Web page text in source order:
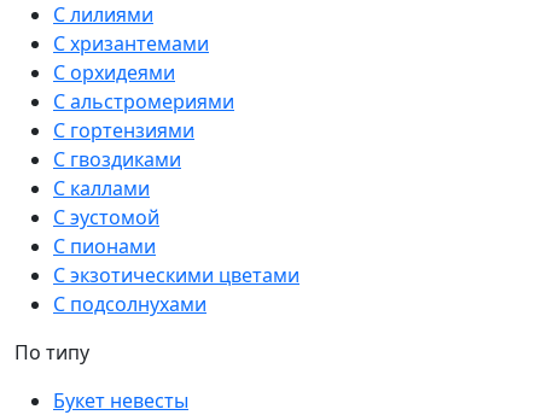
С лилиями
С хризантемами
С орхидеями
С альстромериями
С гортензиями
С гвоздиками
С каллами
С эустомой
С пионами
С экзотическими цветами
С подсолнухами
По типу
Букет невесты